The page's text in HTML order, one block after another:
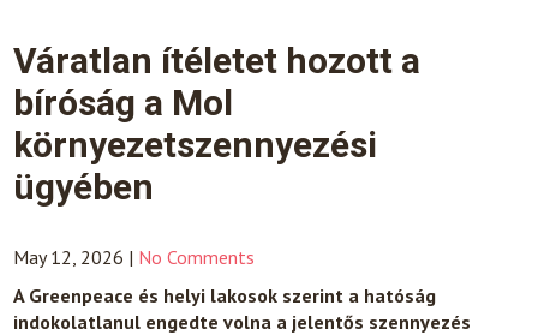
Váratlan ítéletet hozott a
bíróság a Mol
környezetszennyezési
ügyében
May 12, 2026 | No Comments
A Greenpeace és helyi lakosok szerint a hatóság
indokolatlanul engedte volna a jelentős szennyezés